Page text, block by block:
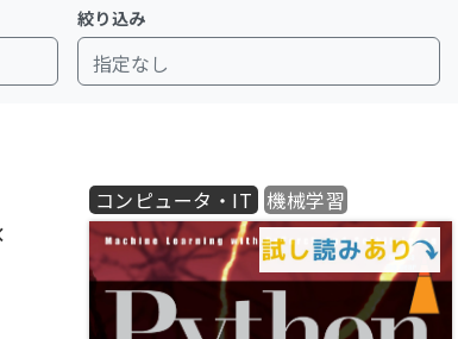
絞り込み
指定なし
コンピュータ・IT 機械学習